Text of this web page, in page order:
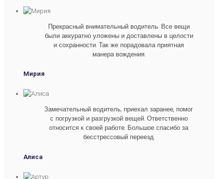
Прекрасный внимательный водитель. Все вещи
были аккуратно уложены и доставлены в целости
и сохранности. Так же порадовала приятная
манера вождения.
Мирия
Замечательный водитель, приехал заранее, помог
с погрузкой и разгрузкой вещей. Ответственно
относится к своей работе. Большое спасибо за
бесстрессовый переезд.
Алиса